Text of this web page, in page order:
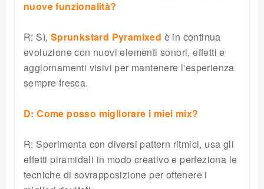
nuove funzionalità?
R: Sì, Sprunkstard Pyramixed è in continua
evoluzione con nuovi elementi sonori, effetti e
aggiornamenti visivi per mantenere l'esperienza
sempre fresca.
D: Come posso migliorare i miei mix?
R: Sperimenta con diversi pattern ritmici, usa gli
effetti piramidali in modo creativo e perfeziona le
tecniche di sovrapposizione per ottenere i